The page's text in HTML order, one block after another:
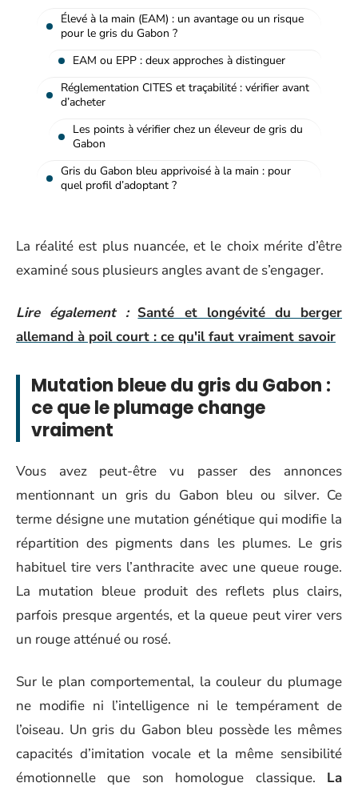
Élevé à la main (EAM) : un avantage ou un risque
pour le gris du Gabon ?
EAM ou EPP : deux approches à distinguer
Réglementation CITES et traçabilité : vérifier avant
d’acheter
Les points à vérifier chez un éleveur de gris du
Gabon
Gris du Gabon bleu apprivoisé à la main : pour
quel profil d’adoptant ?
La réalité est plus nuancée, et le choix mérite d’être
examiné sous plusieurs angles avant de s’engager.
Lire également : Santé et longévité du berger
allemand à poil court : ce qu'il faut vraiment savoir
Mutation bleue du gris du Gabon :
ce que le plumage change
vraiment
Vous avez peut-être vu passer des annonces
mentionnant un gris du Gabon bleu ou silver. Ce
terme désigne une mutation génétique qui modifie la
répartition des pigments dans les plumes. Le gris
habituel tire vers l’anthracite avec une queue rouge.
La mutation bleue produit des reflets plus clairs,
parfois presque argentés, et la queue peut virer vers
un rouge atténué ou rosé.
Sur le plan comportemental, la couleur du plumage
ne modifie ni l’intelligence ni le tempérament de
l’oiseau. Un gris du Gabon bleu possède les mêmes
capacités d’imitation vocale et la même sensibilité
émotionnelle que son homologue classique. La